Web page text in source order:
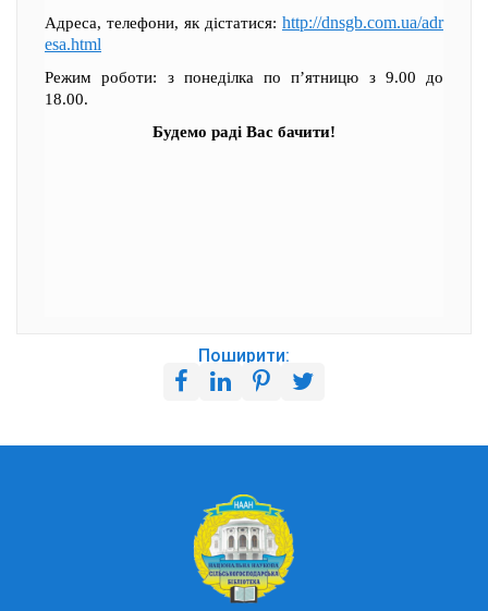
Адреса, телефони, як дістатися: http://dnsgb.com.ua/adr
esa.html
Режим роботи: з понеділка по п’ятницю з 9.00 до
18.00.
Будемо раді Вас бачити!
Поширити: